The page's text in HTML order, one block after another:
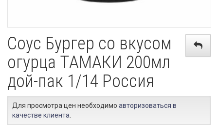
Соус Бургер со вкусом
огурца ТАМАКИ 200мл
дой-пак 1/14 Россия
Для просмотра цен необходимо авторизоваться в
качестве клиента